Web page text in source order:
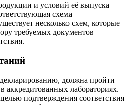
и условий её выпуска
схема
несколько схем, которые
требуемых документов
должна пройти
аккредитованных лабораториях.
подтверждения соответствия